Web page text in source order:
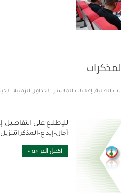
الطلبة, إعلانات الماستر, الجداول الزمنية,
للإطلاع على التفاصيل
آجال-إيداع-المذكراتتنزيل
أكمل القراءة »